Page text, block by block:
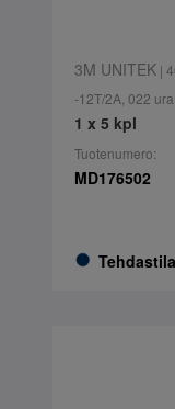
3M UNITEK|
-12T/2A, 022
1 x 5 kpl
Tuotenumero:
MD176502